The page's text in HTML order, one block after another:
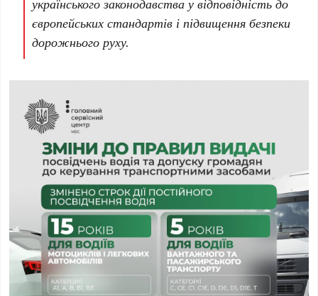
українського законодавства у відповідність до
європейських стандартів і підвищення безпеки
дорожнього руху.